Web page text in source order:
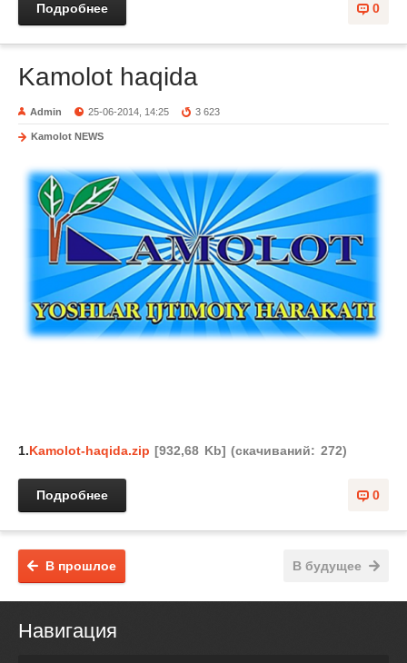
0
Подробнее
Kamolot haqida
Admin 25-06-2014, 14:25 3 623
Kamolot NEWS
1.Kamolot-haqida.zip [932,68 Kb] (cкачиваний: 272)
0
Подробнее
В будущее
В прошлое
Навигация